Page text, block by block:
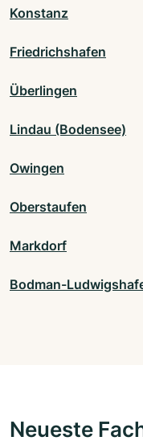
Konstanz
Friedrichshafen
Überlingen
Lindau (Bodensee)
Owingen
Oberstaufen
Markdorf
Bodman-
Neueste